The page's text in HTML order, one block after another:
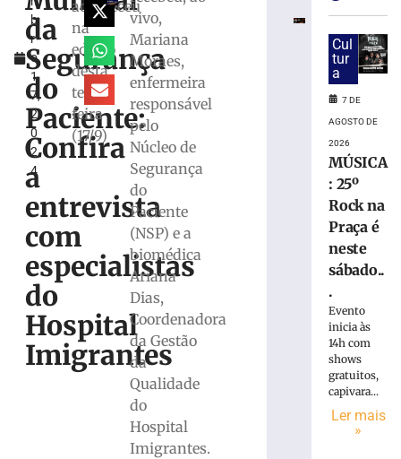
b
r
o
1
7,
2
0
2
4
da
Segurança
do
Paciente:
Confira
a
entrevista
com
especialistas
do
Hospital
Imigrantes
aconteceu
na
edição
desta
terça-
feira
(17/9)
vivo,
Mariana
Moraes,
enfermeira
responsável
pelo
Núcleo de
Segurança
do
Paciente
(NSP) e a
biomédica
Ariana
Dias,
Coordenadora
da Gestão
da
Qualidade
do
Hospital
Imigrantes.
consumo
consciente
Internacional
Cerveja
Hospital
atualiza
estado
saúde
trabalhador
Cul
tur
a
7 DE
AGOSTO DE
2026
MÚSICA
: 25º
Rock na
Praça é
neste
sábado..
.
Evento
inicia às
14h com
shows
gratuitos,
capivara...
Ler mais
»